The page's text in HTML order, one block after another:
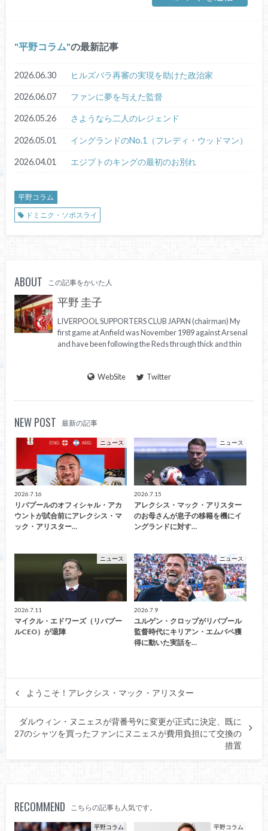
平野コラム の最新記事
2026.06.30 ヒルズバラ再審の実現を助けた政治家
2026.06.07 ファンに夢を与えた監督
2026.05.26 さようなら二人のレジェンド
2026.05.01 イングランドのNo.1（フレディ・ウッドマン）
2026.04.01 エジプトのキングの最初のお別れ
平野コラム
ドミニク・ソボスライ
ABOUT この記事をかいた人
平野 圭子
LIVERPOOL SUPPORTERS CLUB JAPAN (chairman) My
first game at Anfield was November 1989 against Arsenal
and have been following the Reds through thick and thin
WebSite Twitter
NEW POST 最新の記事
ニュース
2026.7.16
リバプールのオフィシャル・アカ
ウントが試合前にアレクシス・マ
ック・アリスター…
ニュース
2026.7.15
アレクシス・マック・アリスター
のお母さんが息子の移籍を機にイ
ングランドに対す…
ニュース
2026.7.11
マイクル・エドワーズ（リバプー
ルCEO）が退陣
ニュース
2026.7.9
ユルゲン・クロップがリバプール
監督時代にキリアン・エムバペ獲
得に動いた実話を…
ようこそ！アレクシス・マック・アリスター
ダルウィン・ヌニェスが背番号9に変更が正式に決定、既に
27のシャツを買ったファンにヌニェスが費用負担にて交換の
措置
RECOMMEND こちらの記事も人気です。
平野コラム 平野コラム